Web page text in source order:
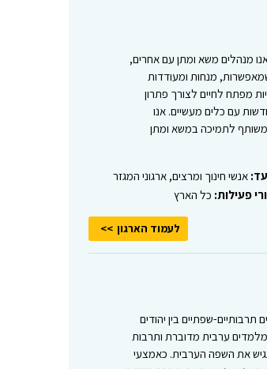
מנהלים משא ומתן עם אחרים,
מנחות ומעודדות
מפתח לחיים לצורך פתרון
עם כלים מעשיים. אנו
משותף לתמיכה במשא ומתן
אנשי חינוך ומרצים, ארגוני המגזר
פעילות: כל הארץ
לעמוד הארגון
שפתיים בין יהודים
ערבית מדוברת ותרבות
את השפה הערבית. כאמצעי